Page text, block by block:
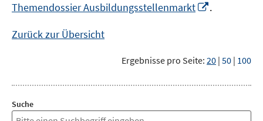
Themendossier Ausbildungsstellenmarkt
.
Zurück zur Übersicht
Ergebnisse pro Seite: 20 | 50 | 100
Suche